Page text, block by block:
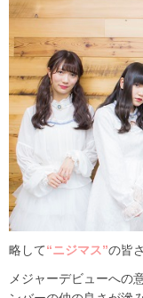
略して“ニジマス”の皆
メジャーデビューへの